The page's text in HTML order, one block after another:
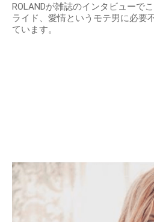
ROLANDが雑誌のインタビューで
ライド、愛情というモテ男に必要
ています。